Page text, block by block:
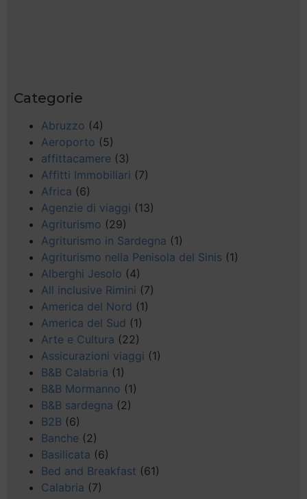
Categorie
Abruzzo (4)
Aeroporto (5)
affittacamere (3)
Affitti Immobiliari (7)
Africa (6)
Agenzie di viaggi (13)
Agriturismo (29)
Agriturismo in Sardegna (1)
Agriturismo nella Penisola del Sinis (1)
Alberghi Jesolo (4)
All inclusive Rimini (7)
America del Nord (1)
America del Sud (1)
Arte e Cultura (22)
Assicurazioni viaggi (1)
B&B Calabria (1)
B&B Mormanno (1)
B&B sardegna (2)
B2B (6)
Banche (2)
Basilicata (6)
Bed and Breakfast (61)
Calabria (7)